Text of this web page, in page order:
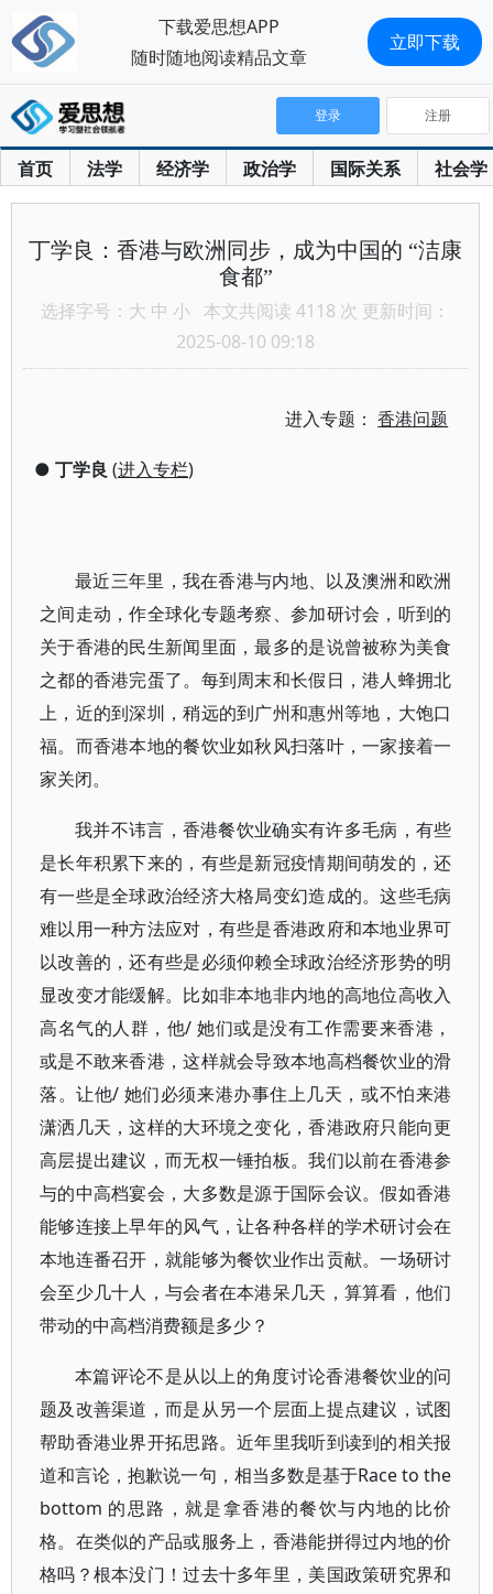
首页 法学 经济学 政治学 国际关系 社会学
登录 注册
丁学良：香港与欧洲同步，成为中国的 “洁康
食都”
选择字号： 大 中 小 本文共阅读 4118 次 更新时间：
2025-08-10 09:18
进入专题：香港问题
● 丁学良 (进入专栏)
最近三年里，我在香港与内地、以及澳洲和欧洲
之间走动，作全球化专题考察、参加研讨会，听到的
关于香港的民生新闻里面，最多的是说曾被称为美食
之都的香港完蛋了。每到周末和长假日，港人蜂拥北
上，近的到深圳，稍远的到广州和惠州等地，大饱口
福。而香港本地的餐饮业如秋风扫落叶，一家接着一
家关闭。
我并不讳言，香港餐饮业确实有许多毛病，有些
是长年积累下来的，有些是新冠疫情期间萌发的，还
有一些是全球政治经济大格局变幻造成的。这些毛病
难以用一种方法应对，有些是香港政府和本地业界可
以改善的，还有些是必须仰赖全球政治经济形势的明
显改变才能缓解。比如非本地非内地的高地位高收入
高名气的人群，他/ 她们或是没有工作需要来香港，
或是不敢来香港，这样就会导致本地高档餐饮业的滑
落。让他/ 她们必须来港办事住上几天，或不怕来港
潇洒几天，这样的大环境之变化，香港政府只能向更
高层提出建议，而无权一锤拍板。我们以前在香港参
与的中高档宴会，大多数是源于国际会议。假如香港
能够连接上早年的风气，让各种各样的学术研讨会在
本地连番召开，就能够为餐饮业作出贡献。一场研讨
会至少几十人，与会者在本港呆几天，算算看，他们
带动的中高档消费额是多少？
本篇评论不是从以上的角度讨论香港餐饮业的问
题及改善渠道，而是从另一个层面上提点建议，试图
帮助香港业界开拓思路。近年里我听到读到的相关报
道和言论，抱歉说一句，相当多数是基于Race to the
bottom 的思路，就是拿香港的餐饮与内地的比价
格。在类似的产品或服务上，香港能拼得过内地的价
格吗？根本没门！过去十多年里，美国政策研究界和
下载爱思想APP
随时随地阅读精品文章
立即下载